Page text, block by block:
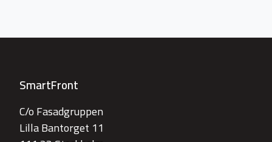
SmartFront
C/o Fasadgruppen
Lilla Bantorget 11